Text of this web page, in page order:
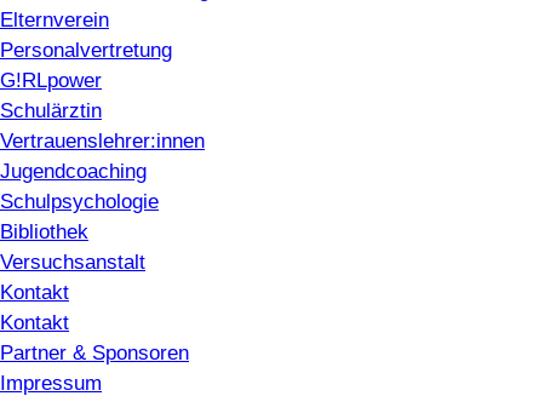
Elternverein
Personalvertretung
G!RLpower
Schulärztin
Vertrauenslehrer:innen
Jugendcoaching
Schulpsychologie
Bibliothek
Versuchsanstalt
Kontakt
Kontakt
Partner & Sponsoren
Impressum